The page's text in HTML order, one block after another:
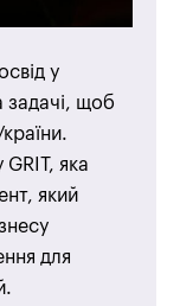
у
задачі, щоб
яка
який
для